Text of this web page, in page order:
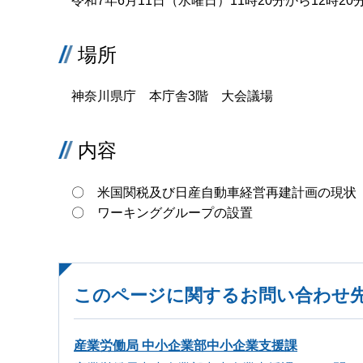
場所
神奈川県庁 本庁舎3階 大会議場
内容
〇 米国関税及び日産自動車経営再建計画の現状
〇 ワーキンググループの設置
このページに関するお問い合わせ
産業労働局 中小企業部中小企業支援課